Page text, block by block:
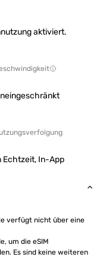
aktiviert.
Echtzeit, In-App
verfügt nicht über eine
um die eSIM
Es sind keine weiteren